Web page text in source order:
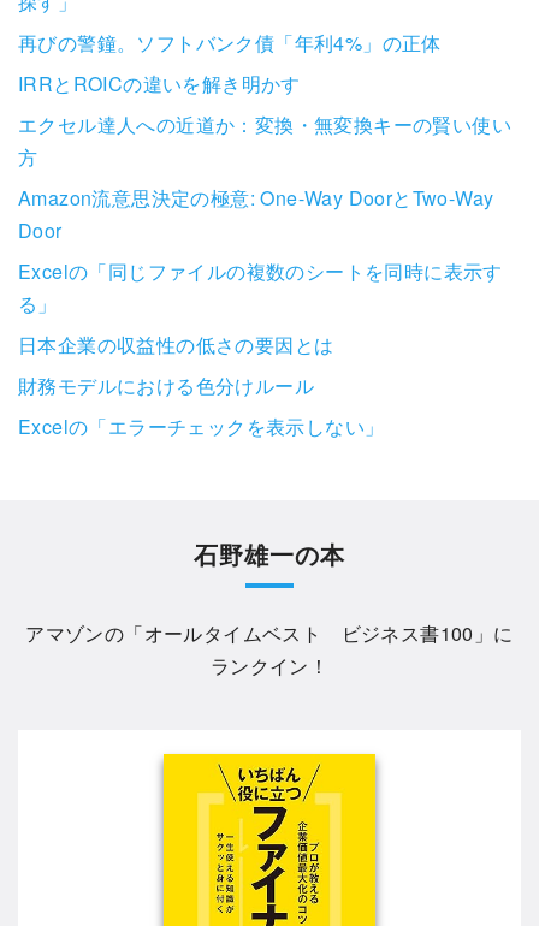
再びの警鐘。ソフトバンク債「年利4%」の正体
IRRとROICの違いを解き明かす
エクセル達人への近道か：変換・無変換キーの賢い使い
方
Amazon流意思決定の極意: One-Way DoorとTwo-Way
Door
Excelの「同じファイルの複数のシートを同時に表示す
る」
日本企業の収益性の低さの要因とは
財務モデルにおける色分けルール
Excelの「エラーチェックを表示しない」
石野雄一の本
アマゾンの「オールタイムベスト ビジネス書100 」に
ランクイン！